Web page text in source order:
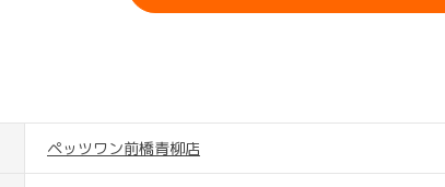
ペッツワン前橋青柳店